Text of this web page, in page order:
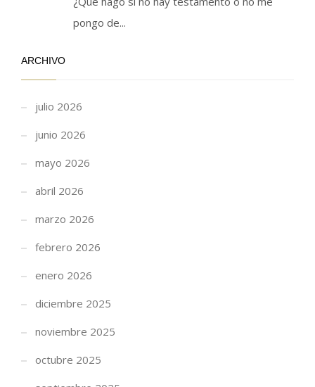
pongo de...
ARCHIVO
julio 2026
junio 2026
mayo 2026
abril 2026
marzo 2026
febrero 2026
enero 2026
diciembre 2025
noviembre 2025
octubre 2025